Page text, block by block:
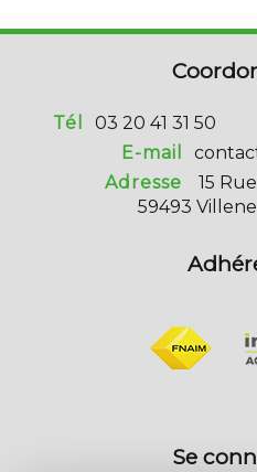
Tél 03 20 41 31 50
E-mail
Adresse
15
59493
Se